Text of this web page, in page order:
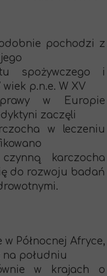
pochodzi z
spożywczego i
p.n.e. W XV
w Europie
zaczęli
w leczeniu
karczocha
do rozwoju badań
Północnej Afryce,
południu
w krajach o